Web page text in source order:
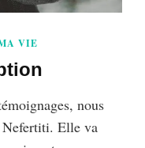
VIE
nous
Nefertiti. Elle va